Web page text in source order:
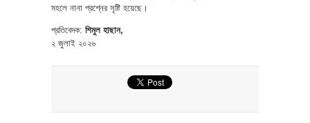
মহলে নানা প্রশ্নের সৃষ্টি হয়েছে।
প্রতিবেদক: শিমুল হাছান,
২ জুলাই ২০২৬